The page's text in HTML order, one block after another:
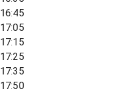
16:45
17:05
17:15
17:25
17:35
17:50